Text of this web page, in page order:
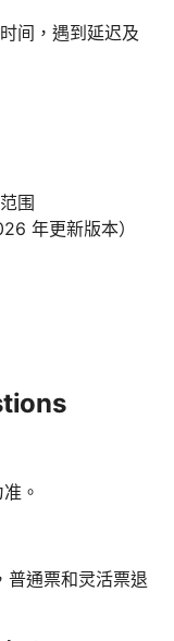
间，遇到延迟及
围
年更新版本）
。
普通票和灵活票退